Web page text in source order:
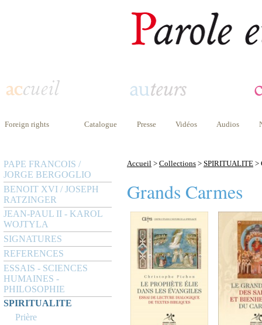
Foreign rights Catalogue Presse Vidéos Audios
PAPE FRANCOIS /
JORGE BERGOGLIO
BENOIT XVI / JOSEPH
RATZINGER
JEAN-PAUL II - KAROL
WOJTYLA
SIGNATURES
REFERENCES
ESSAIS - SCIENCES
HUMAINES -
PHILOSOPHIE
SPIRITUALITE
Prière
Accueil > Collections > SPIRITUALITE >
Grands Carmes